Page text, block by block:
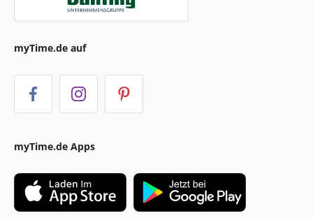
myTime.de auf
myTime.de Apps